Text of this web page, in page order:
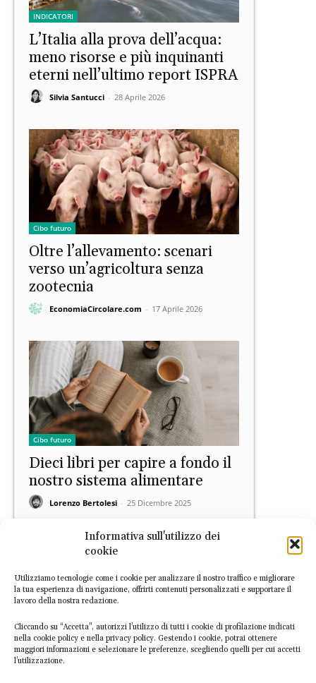
Informativa sull'utilizzo dei
cookie
Utilizziamo tecnologie come i cookie per analizzare il nostro traffico e migliorare
la tua esperienza di navigazione, offrirti contenuti personalizzati e supportare il
lavoro della nostra redazione.
Cliccando su “Accetta”, autorizzi l’utilizzo di tutti i cookie di profilazione indicati
nella cookie policy e nella privacy policy. Gestendo i cookie, potrai ottenere
maggiori informazioni e selezionare le preferenze, scegliendo quelli per cui accetti
l’utilizzazione.
INDICATORI
L’Italia alla prova dell’acqua:
meno risorse e più inquinanti
eterni nell’ultimo report ISPRA
Silvia Santucci - 28 Aprile 2026
Cibo futuro
Oltre l’allevamento: scenari
verso un’agricoltura senza
zootecnia
EconomiaCircolare.com - 17 Aprile 2026
Cibo futuro
Dieci libri per capire a fondo il
nostro sistema alimentare
Lorenzo Bertolesi - 25 Dicembre 2025
Europa
La PAC scomparirà? Le nuove